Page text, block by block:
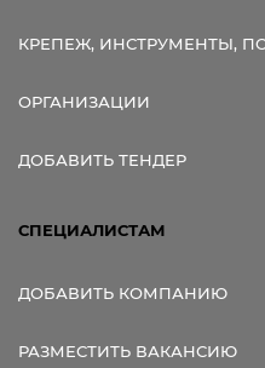
КРЕПЕЖ, ИНСТРУМЕНТЫ,
ОРГАНИЗАЦИИ
ДОБАВИТЬ ТЕНДЕР
СПЕЦИАЛИСТАМ
ДОБАВИТЬ КОМПАНИЮ
РАЗМЕСТИТЬ ВАКАНСИЮ